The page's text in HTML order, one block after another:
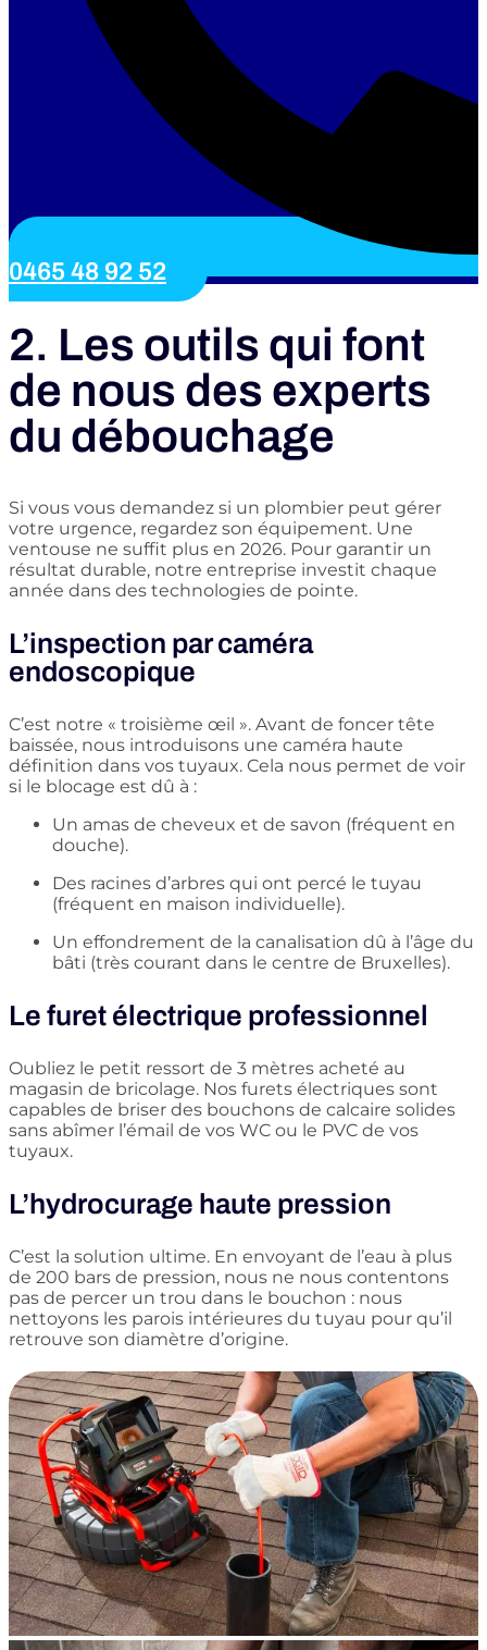
0465 48 92 52
2. Les outils qui font
de nous des experts
du débouchage
Si vous vous demandez si un plombier peut gérer
votre urgence, regardez son équipement. Une
ventouse ne suffit plus en 2026. Pour garantir un
résultat durable, notre entreprise investit chaque
année dans des technologies de pointe.
L’inspection par caméra
endoscopique
C’est notre « troisième œil ». Avant de foncer tête
baissée, nous introduisons une caméra haute
définition dans vos tuyaux. Cela nous permet de voir
si le blocage est dû à :
Un amas de cheveux et de savon (fréquent en
douche).
Des racines d’arbres qui ont percé le tuyau
(fréquent en maison individuelle).
Un effondrement de la canalisation dû à l’âge du
bâti (très courant dans le centre de Bruxelles).
Le furet électrique professionnel
Oubliez le petit ressort de 3 mètres acheté au
magasin de bricolage. Nos furets électriques sont
capables de briser des bouchons de calcaire solides
sans abîmer l’émail de vos WC ou le PVC de vos
tuyaux.
L’hydrocurage haute pression
C’est la solution ultime. En envoyant de l’eau à plus
de 200 bars de pression, nous ne nous contentons
pas de percer un trou dans le bouchon : nous
nettoyons les parois intérieures du tuyau pour qu’il
retrouve son diamètre d’origine.